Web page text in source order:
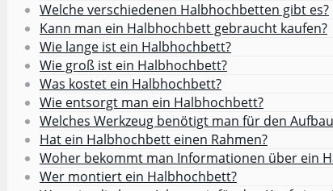
Welche verschiedenen Halbhochbetten gibt es?
Kann man ein Halbhochbett gebraucht kaufen?
Wie lange ist ein Halbhochbett?
Wie groß ist ein Halbhochbett?
Was kostet ein Halbhochbett?
Wie entsorgt man ein Halbhochbett?
Welches Werkzeug benötigt man für den
Hat ein Halbhochbett einen Rahmen?
Woher bekommt man Informationen über ein
Wer montiert ein Halbhochbett?